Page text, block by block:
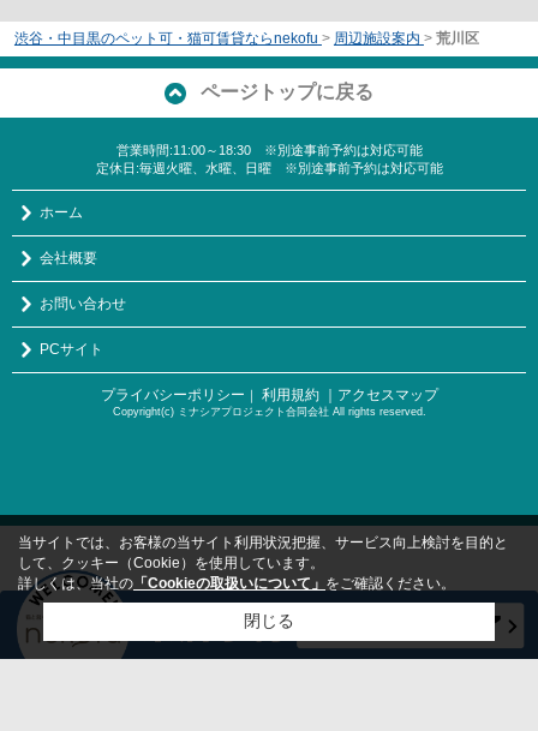
渋谷・中目黒のペット可・猫可賃貸ならnekofu > 周辺施設案内 > 荒川区
ページトップに戻る
営業時間:11:00～18:30 ※別途事前予約は対応可能
定休日:毎週火曜、水曜、日曜 ※別途事前予約は対応可能
ホーム
会社概要
お問い合わせ
PCサイト
プライバシーポリシー ｜ 利用規約 ｜アクセスマップ
Copyright(c) ミナシアプロジェクト合同会社 All rights reserved.
当サイトでは、お客様の当サイト利用状況把握、サービス向上検討を目的と
して、クッキー（Cookie）を使用しています。
詳しくは、当社の 「Cookieの取扱いについて」 をご確認ください。
閉じる